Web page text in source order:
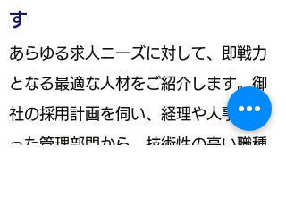
す
あらゆる求人ニーズに対して、即戦力
となる最適な人材をご紹介します。御
社の採用計画を伺い、経理や人事とい
った管理部門から、技術性の高い職種